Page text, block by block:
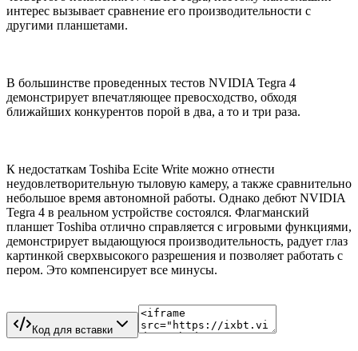
интерес вызывает сравнение его производительности с
другими планшетами.
В большинстве проведенных тестов NVIDIA Tegra 4
демонстрирует впечатляющее превосходство, обходя
ближайших конкурентов порой в два, а то и три раза.
К недостаткам Toshiba Ecite Write можно отнести
неудовлетворительную тыловую камеру, а также сравнительно
небольшое время автономной работы. Однако дебют NVIDIA
Tegra 4 в реальном устройстве состоялся. Флагманский
планшет Toshiba отлично справляется с игровыми функциями,
демонстрирует выдающуюся производительность, радует глаз
картинкой сверхвысокого разрешения и позволяет работать с
пером. Это компенсирует все минусы.
Код для вставки